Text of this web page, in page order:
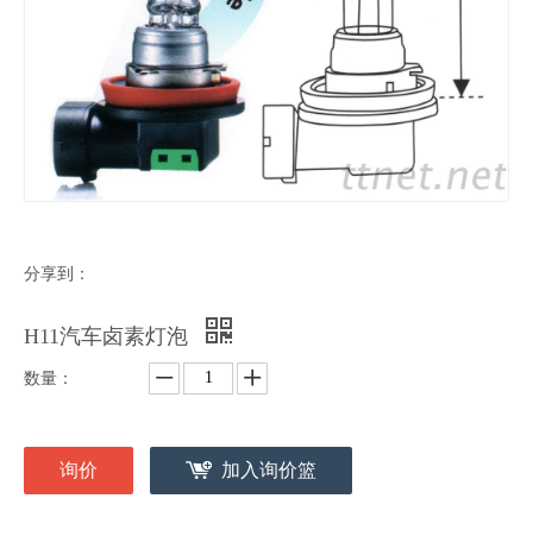
分享到：
H11汽车卤素灯泡
数量：
询价 加入询价篮